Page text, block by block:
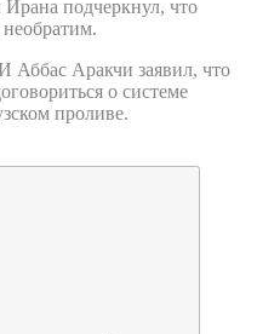
подчеркнул, что
Аракчи заявил, что
о системе
проливе.